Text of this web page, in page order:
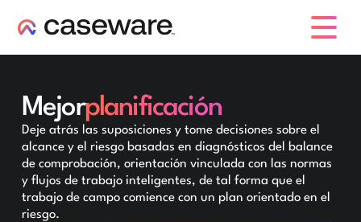
Mejorplanificación
Deje atrás las suposiciones y tome decisiones sobre el
alcance y el riesgo basadas en diagnósticos del balance
de comprobación, orientación vinculada con las normas
y flujos de trabajo inteligentes, de tal forma que el
trabajo de campo comience con un plan orientado en el
riesgo.